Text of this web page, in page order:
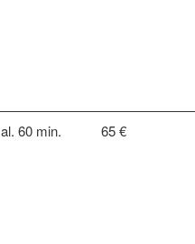
al. 60 min. 65 €